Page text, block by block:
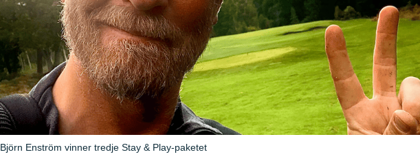
Björn Enström vinner tredje Stay & Play-paketet